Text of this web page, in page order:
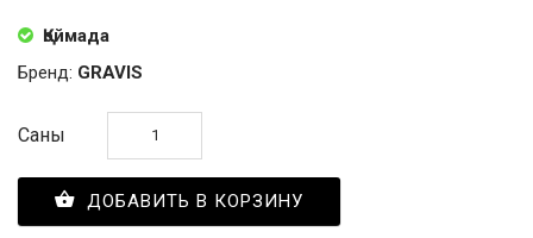
Қоймада
Бренд: GRAVIS
Саны
ДОБАВИТЬ В КОРЗИНУ